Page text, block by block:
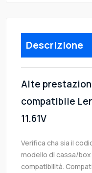
Descrizione
Alte
compatibile
11.61V
Verifica cha sia il
modello di cassa/
compatibilità.